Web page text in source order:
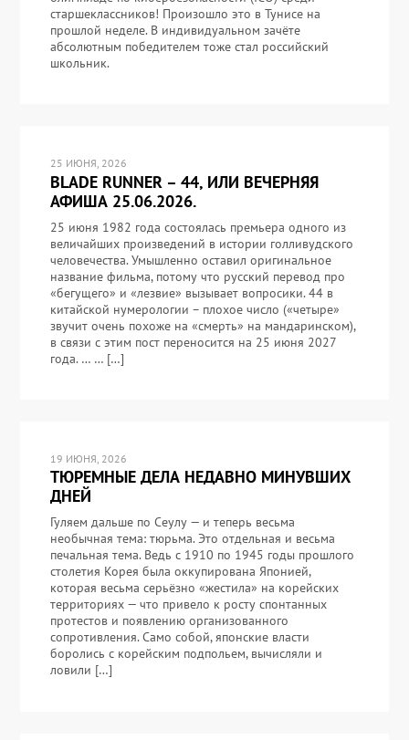
старшеклассников! Произошло это в Тунисе на
прошлой неделе. В индивидуальном зачёте
абсолютным победителем тоже стал российский
школьник.
25 ИЮНЯ, 2026
BLADE RUNNER – 44, ИЛИ ВЕЧЕРНЯЯ
АФИША 25.06.2026.
25 июня 1982 года состоялась премьера одного из
величайших произведений в истории голливудского
человечества. Умышленно оставил оригинальное
название фильма, потому что русский перевод про
«бегущего» и «лезвие» вызывает вопросики. 44 в
китайской нумерологии – плохое число («четыре»
звучит очень похоже на «смерть» на мандаринском),
в связи с этим пост переносится на 25 июня 2027
года. … … […]
19 ИЮНЯ, 2026
ТЮРЕМНЫЕ ДЕЛА НЕДАВНО МИНУВШИХ
ДНЕЙ
Гуляем дальше по Сеулу — и теперь весьма
необычная тема: тюрьма. Это отдельная и весьма
печальная тема. Ведь с 1910 по 1945 годы прошлого
столетия Корея была оккупирована Японией,
которая весьма серьёзно «жестила» на корейских
территориях — что привело к росту спонтанных
протестов и появлению организованного
сопротивления. Само собой, японские власти
боролись с корейским подпольем, вычисляли и
ловили […]